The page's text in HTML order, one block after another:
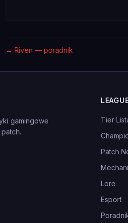
← Riven — poradnik
gamingowe
Tier
Patch
Lore
Esport